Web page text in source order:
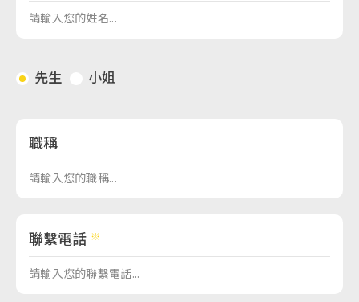
先生 小姐
職稱
聯繫電話